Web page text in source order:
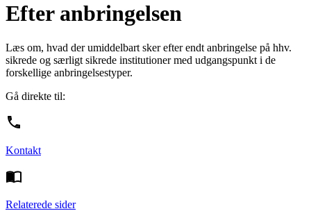
Efter anbringelsen
Læs om, hvad der umiddelbart sker efter endt anbringelse på hhv.
sikrede og særligt sikrede institutioner med udgangspunkt i de
forskellige anbringelsestyper.
Gå direkte til:
Kontakt
Relaterede sider